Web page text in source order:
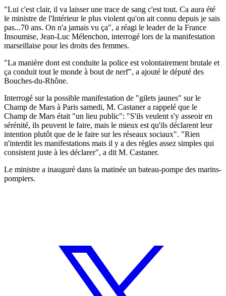
"Lui c'est clair, il va laisser une trace de sang c'est tout. Ca aura été
le ministre de l'Intérieur le plus violent qu'on ait connu depuis je sais
pas...70 ans. On n'a jamais vu ça", a réagi le leader de la France
Insoumise, Jean-Luc Mélenchon, interrogé lors de la manifestation
marseillaise pour les droits des femmes.
"La manière dont est conduite la police est volontairement brutale et
ça conduit tout le monde à bout de nerf", a ajouté le député des
Bouches-du-Rhône.
Interrogé sur la possible manifestation de "gilets jaunes" sur le
Champ de Mars à Paris samedi, M. Castaner a rappelé que le
Champ de Mars était "un lieu public": "S'ils veulent s'y asseoir en
sérénité, ils peuvent le faire, mais le mieux est qu'ils déclarent leur
intention plutôt que de le faire sur les réseaux sociaux". "Rien
n'interdit les manifestations mais il y a des règles assez simples qui
consistent juste à les déclarer", a dit M. Castaner.
Le ministre a inauguré dans la matinée un bateau-pompe des marins-
pompiers.